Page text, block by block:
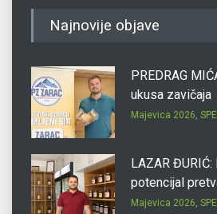
Najnovije objave
PREDRAG
ukusa zavičaja
Majevica 2026,
LAZAR
potencijal
Majevica 2026,